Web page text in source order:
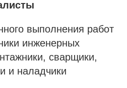
выполнения работ
инженерных
сварщики,
и наладчики